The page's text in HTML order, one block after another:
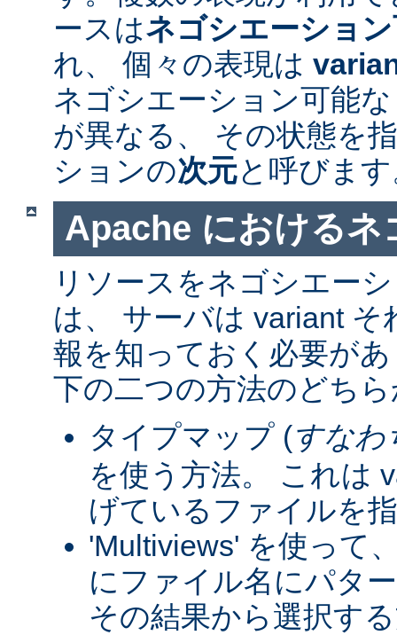
ースはネゴシエーショ
れ、 個々の表現は
ネゴシエーション可能
が異なる、 その状態を
ションの次元と呼びま
Apache におけるネ
リソースをネゴシエー
は、 サーバは variant
報を知っておく必要が
下の二つの方法のどち
タイプマップ (すなわ
を使う方法。 これは
げているファイルを
'Multiviews' を使って
にファイル名にパタ
その結果から選択す